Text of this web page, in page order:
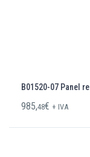
B01520-07 Panel
985,48€ + IVA